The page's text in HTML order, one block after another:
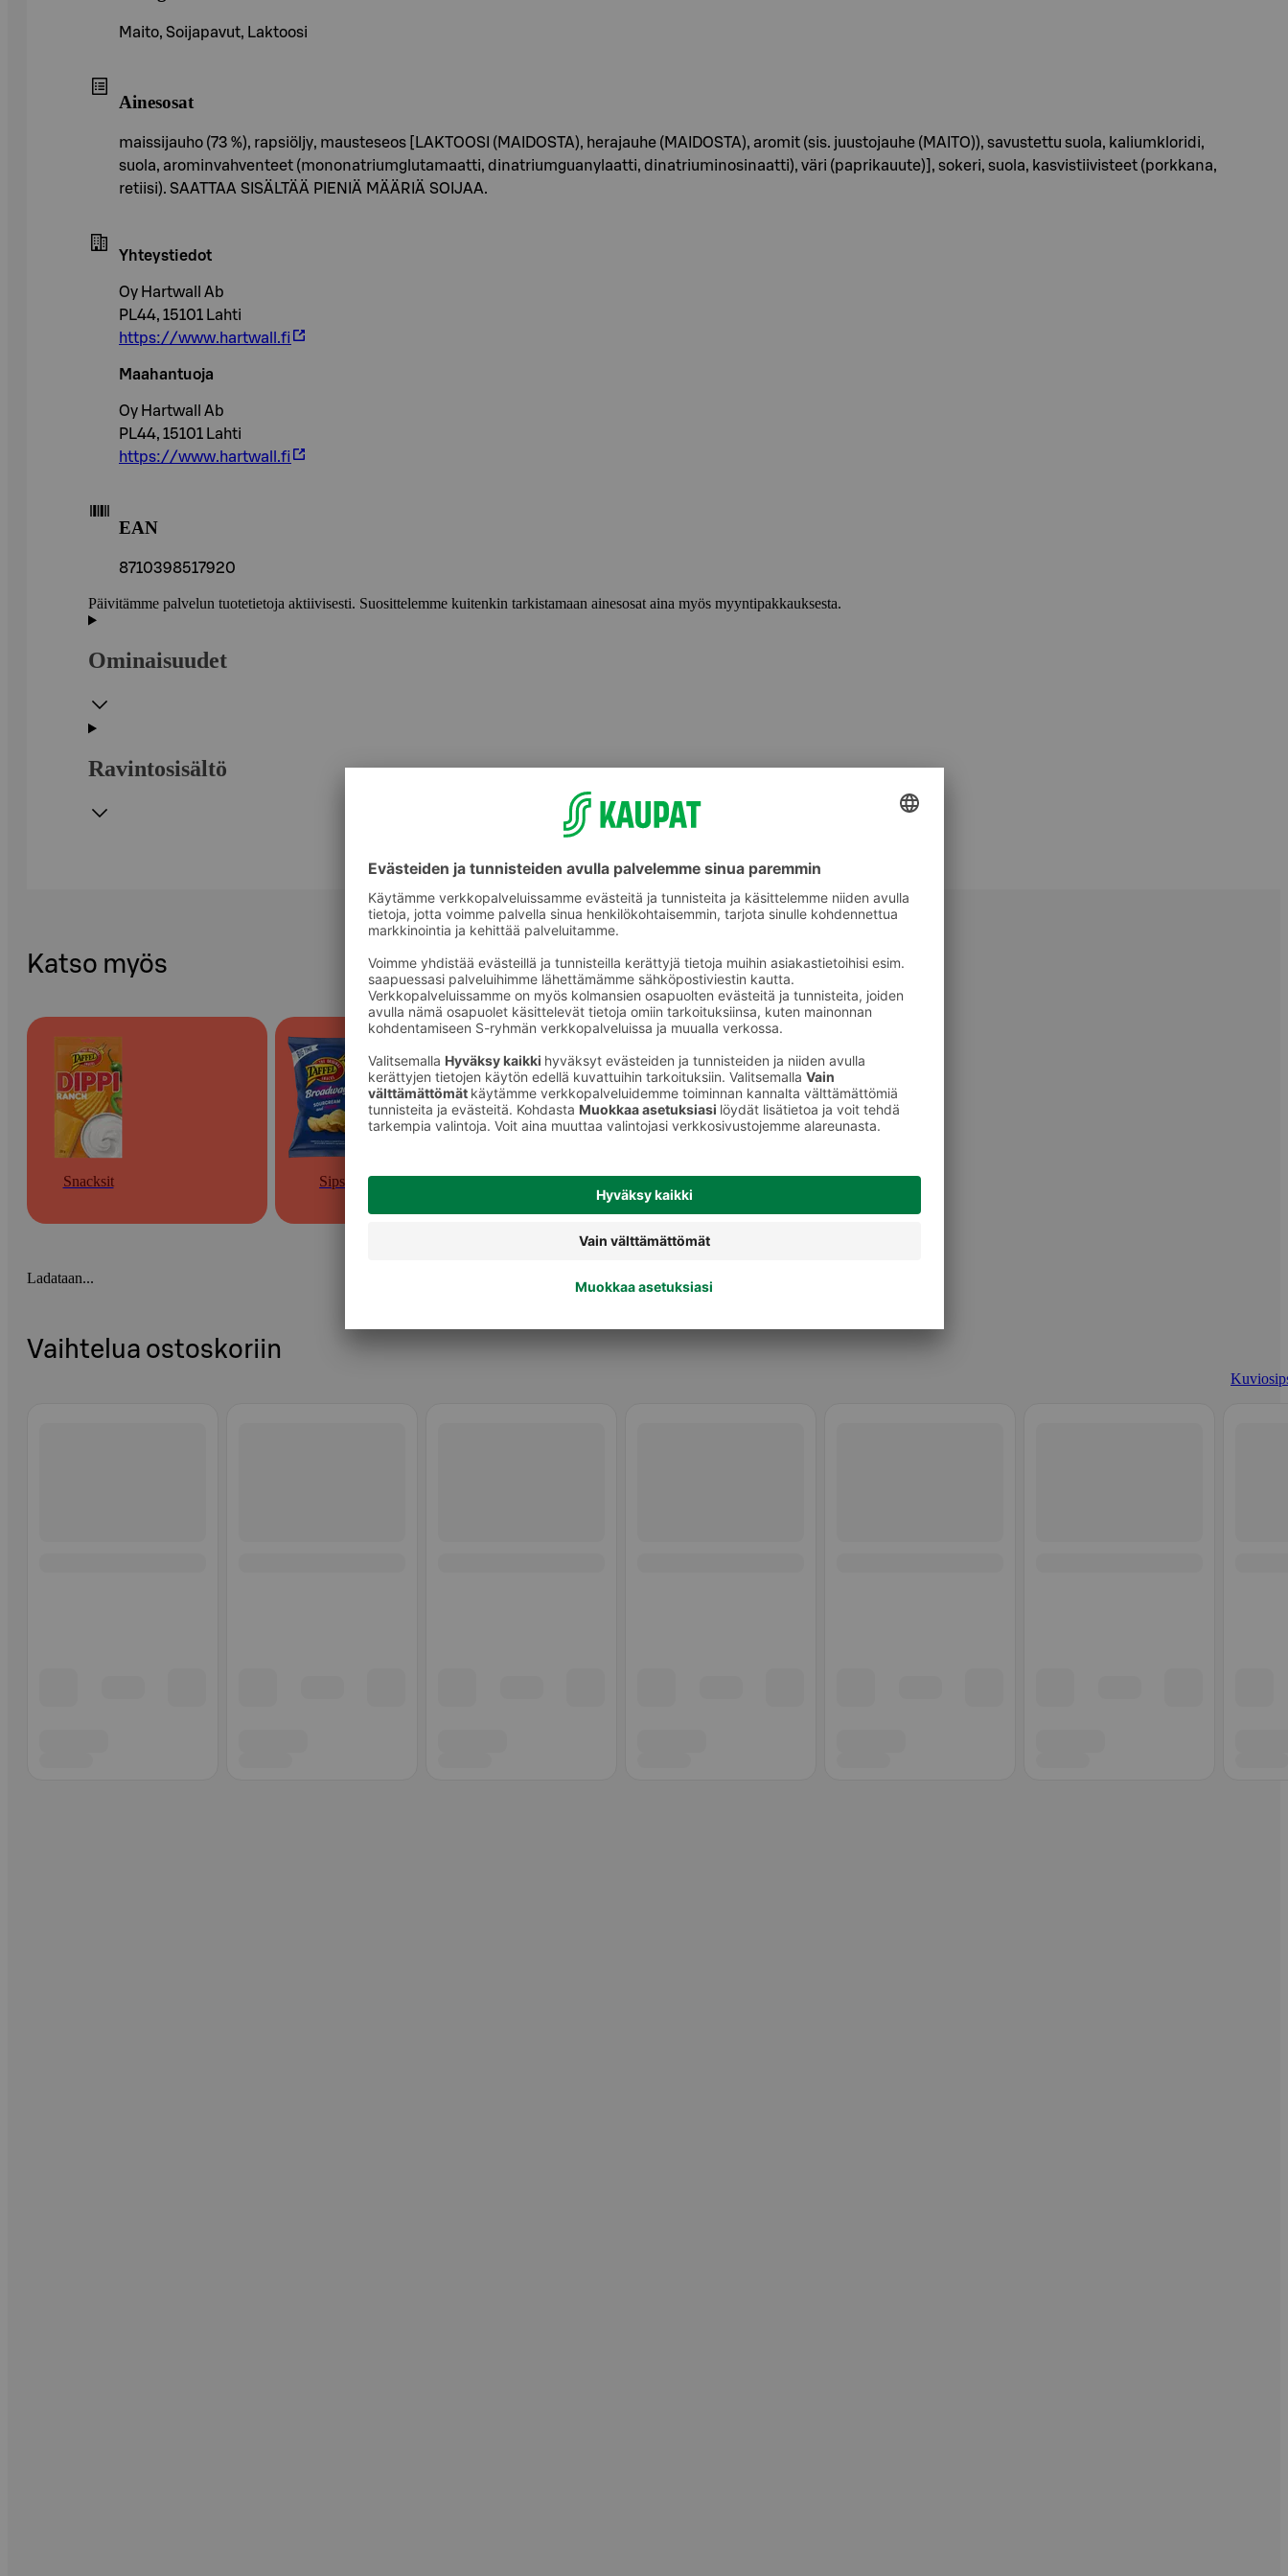
Maito, Soijapavut, Laktoosi
Ainesosat
maissijauho (73 %), rapsiöljy, mausteseos [LAKTOOSI (MAIDOSTA), herajauhe (MAIDOSTA), aromit (sis. juustojauhe (MAITO)), savustettu suola, kaliumkloridi,
suola, arominvahventeet (mononatriumglutamaatti, dinatriumguanylaatti, dinatriuminosinaatti), väri (paprikauute)], sokeri, suola, kasvistiivisteet (porkkana,
retiisi). SAATTAA SISÄLTÄÄ PIENIÄ MÄÄRIÄ SOIJAA.
Yhteystiedot
Oy Hartwall Ab
PL44, 15101 Lahti
https://www.hartwall.fi
Maahantuoja
Oy Hartwall Ab
PL44, 15101 Lahti
https://www.hartwall.fi
EAN
8710398517920
Päivitämme palvelun tuotetietoja aktiivisesti. Suosittelemme kuitenkin tarkistamaan ainesosat aina myös myyntipakkauksesta.
Ominaisuudet
Ravintosisältö
Katso myös
Snacksit Sipsit Kuviosipsit
Ladataan...
Vaihtelua ostoskoriin